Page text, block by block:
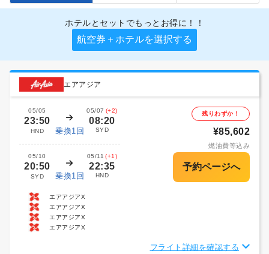
ホテルとセットでもっとお得に！！
航空券＋ホテルを選択する
エアアジア
05/05
23:50
HND 乗換1回
05/07 (+2)
08:20
SYD
05/10
20:50
SYD 乗換1回
05/11 (+1)
22:35
HND
残りわずか！
¥85,602
燃油費等込み
エアアジアX
エアアジアX
エアアジアX
エアアジアX
フライト詳細を確認する